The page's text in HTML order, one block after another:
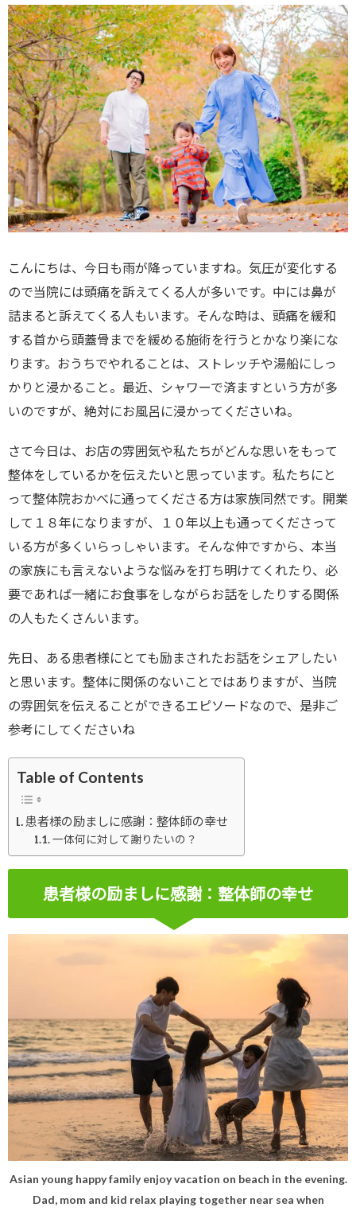
こんにちは、今日も雨が降っていますね。気圧が変化する
ので当院には頭痛を訴えてくる人が多いです。中には鼻が
詰まると訴えてくる人もいます。そんな時は、頭痛を緩和
する首から頭蓋骨までを緩める施術を行うとかなり楽にな
ります。おうちでやれることは、ストレッチや湯船にしっ
かりと浸かること。最近、シャワーで済ますという方が多
いのですが、絶対にお風呂に浸かってくださいね。
さて今日は、お店の雰囲気や私たちがどんな思いをもって
整体をしているかを伝えたいと思っています。私たちにと
って整体院おかべに通ってくださる方は家族同然です。開業
して１８年になりますが、１０年以上も通ってくださって
いる方が多くいらっしゃいます。そんな仲ですから、本当
の家族にも言えないような悩みを打ち明けてくれたり、必
要であれば一緒にお食事をしながらお話をしたりする関係
の人もたくさんいます。
先日、ある患者様にとても励まされたお話をシェアしたい
と思います。整体に関係のないことではありますが、当院
の雰囲気を伝えることができるエピソードなので、是非ご
参考にしてくださいね
Table of Contents
患者様の励ましに感謝：整体師の幸せ
一体何に対して謝りたいの？
患者様の励ましに感謝：整体師の幸せ
Asian young happy family enjoy vacation on beach in the evening.
Dad, mom and kid relax playing together near sea when